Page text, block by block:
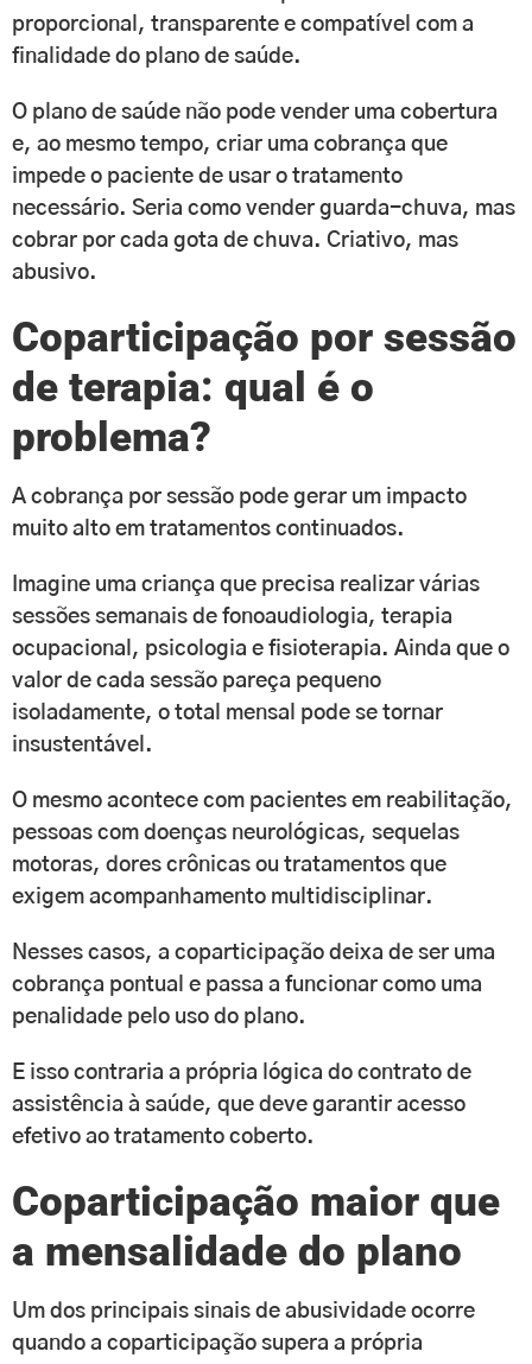
proporcional, transparente e compatível com a
finalidade do plano de saúde.
O plano de saúde não pode vender uma cobertura
e, ao mesmo tempo, criar uma cobrança que
impede o paciente de usar o tratamento
necessário. Seria como vender guarda-chuva, mas
cobrar por cada gota de chuva. Criativo, mas
abusivo.
Coparticipação por sessão
de terapia: qual é o
problema?
A cobrança por sessão pode gerar um impacto
muito alto em tratamentos continuados.
Imagine uma criança que precisa realizar várias
sessões semanais de fonoaudiologia, terapia
ocupacional, psicologia e fisioterapia. Ainda que o
valor de cada sessão pareça pequeno
isoladamente, o total mensal pode se tornar
insustentável.
O mesmo acontece com pacientes em reabilitação,
pessoas com doenças neurológicas, sequelas
motoras, dores crônicas ou tratamentos que
exigem acompanhamento multidisciplinar.
Nesses casos, a coparticipação deixa de ser uma
cobrança pontual e passa a funcionar como uma
penalidade pelo uso do plano.
E isso contraria a própria lógica do contrato de
assistência à saúde, que deve garantir acesso
efetivo ao tratamento coberto.
Coparticipação maior que
a mensalidade do plano
Um dos principais sinais de abusividade ocorre
quando a coparticipação supera a própria